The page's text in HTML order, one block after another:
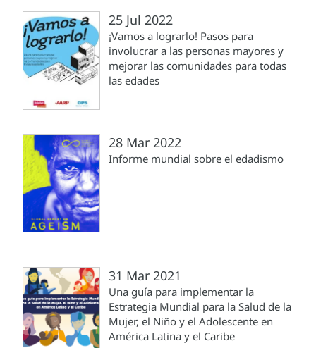
25 Jul 2022
¡Vamos a lograrlo! Pasos para
involucrar a las personas mayores y
mejorar las comunidades para todas
las edades
28 Mar 2022
Informe mundial sobre el edadismo
31 Mar 2021
Una guía para implementar la
Estrategia Mundial para la Salud de la
Mujer, el Niño y el Adolescente en
América Latina y el Caribe